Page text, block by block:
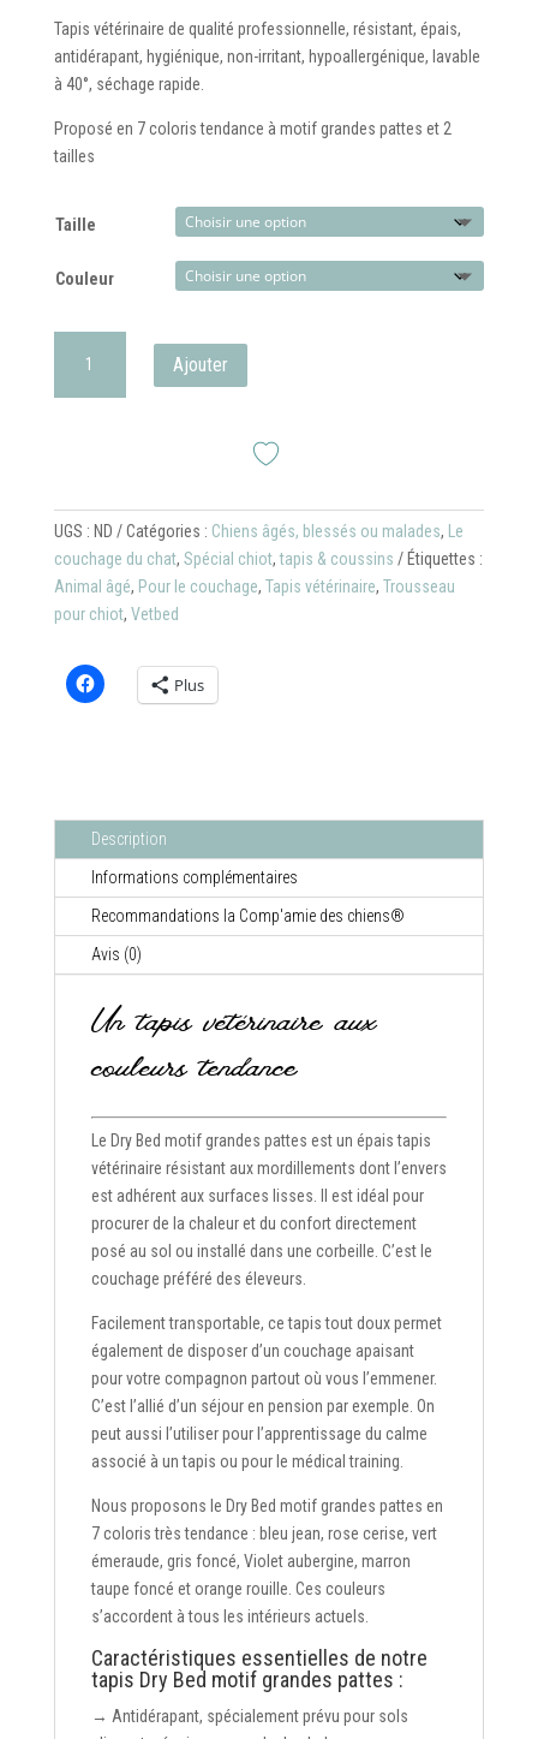
prix :
19,50 €
à
Tapis vétérinaire de qualité professionnelle, résistant, épais,
antidérapant, hygiénique, non-irritant, hypoallergénique, lavable
à 40°, séchage rapide.
Proposé en 7 coloris tendance à motif grandes pattes et 2
tailles
Taille
Couleur
Dry
pattes
(Tapis
vétérinaire
envers
antidérapant)
Ajouter
UGS : ND Catégories : Chiens âgés, blessés ou malades, Le
couchage du chat, Spécial chiot,tapis & coussins
Étiquettes :
Animal âgé, Pour le couchage, Tapis vétérinaire, Trousseau
pour chiot, Vetbed
Plus
Description
Informations complémentaires
Recommandations la Comp'amie des chiens®
Avis (0)
Un tapis vétérinaire aux
couleurs tendance
Le Dry Bed motif grandes pattes est un épais tapis
vétérinaire résistant aux mordillements dont l’envers
est adhérent aux surfaces lisses. Il est idéal pour
procurer de la chaleur et du confort directement
posé au sol ou installé dans une corbeille. C’est le
couchage préféré des éleveurs.
Facilement transportable, ce tapis tout doux permet
également de disposer d’un couchage apaisant
pour votre compagnon partout où vous l’emmener.
C’est l’allié d’un séjour en pension par exemple. On
peut aussi l’utiliser pour l’apprentissage du calme
associé à un tapis ou pour le médical training.
Nous proposons le Dry Bed motif grandes pattes en
7 coloris très tendance : bleu jean, rose cerise, vert
émeraude, gris foncé, Violet aubergine, marron
taupe foncé et orange rouille. Ces couleurs
s’accordent à tous les intérieurs actuels.
Caractéristiques essentielles de notre
tapis Dry Bed motif grandes pattes :
→ Antidérapant, spécialement prévu pour sols